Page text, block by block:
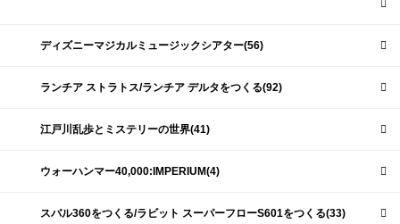
ディズニーマジカルミュージックシアター(56)
ランチア ストラトス/ランチア デルタをつくる(92)
江戸川乱歩とミステリーの世界(41)
ウォーハンマー40,000:IMPERIUM(4)
スバル360をつくる/ラビット スーパーフローS601をつくる(33)